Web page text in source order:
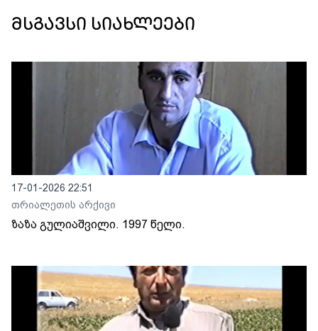
მსგავსი სიახლეები
17-01-2026 22:51
თრიალეთის არქივი
ზაზა გულიაშვილი. 1997 წელი.